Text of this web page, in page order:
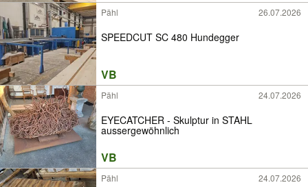
Pähl 26.07.2026
SPEEDCUT SC 480 Hundegger
VB
Pähl 24.07.2026
EYECATCHER - Skulptur in STAHL
aussergewöhnlich
VB
Pähl 24.07.2026